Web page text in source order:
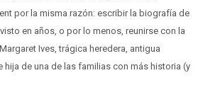
por la misma razón: escribir la biografía de
en años, o por lo menos, reunirse con la
Ives, trágica heredera, antigua
hija de una de las familias con más historia (y